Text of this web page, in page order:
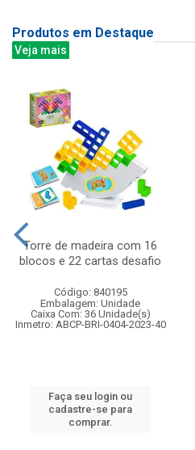
Produtos em Destaque
Veja mais
Torre de madeira com 16
blocos e 22 cartas desafio
Código: 840195
Embalagem: Unidade
Caixa Com: 36 Unidade(s)
Inmetro: ABCP-BRI-0404-2023-40
Faça seu login ou
cadastre-se para
comprar.